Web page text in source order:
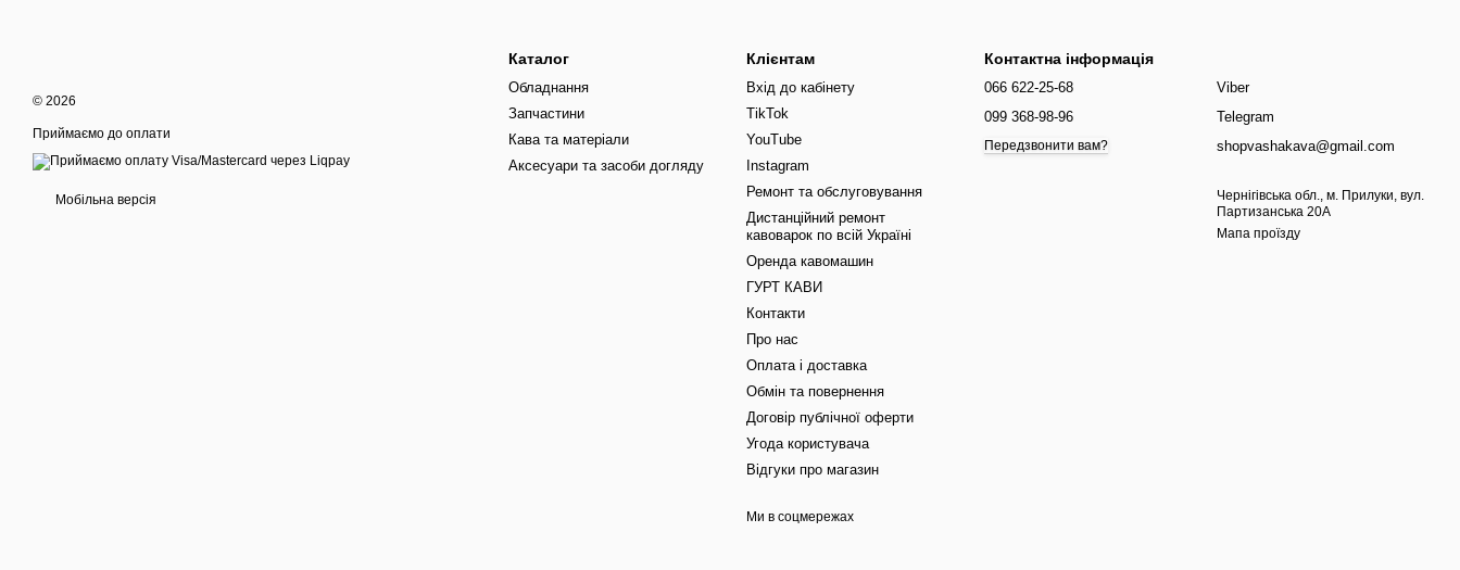
© 2026
Приймаємо до оплати
Мобільна версія
Каталог
Обладнання
Запчастини
Кава та матеріали
Аксесуари та засоби догляду
Клієнтам
Вхід до кабінету
TikTok
YouTube
Instagram
Ремонт та обслуговування
Дистанційний ремонт
кавоварок по всій Україні
Оренда кавомашин
ГУРТ КАВИ
Контакти
Про нас
Оплата і доставка
Обмін та повернення
Договір публічної оферти
Угода користувача
Відгуки про магазин
Ми в соцмережах
Контактна інформація
066 622-25-68
099 368-98-96
Передзвонити вам?
Viber
Telegram
shopvashakava@gmail.com
Чернігівська обл., м. Прилуки, вул.
Партизанська 20А
Мапа проїзду